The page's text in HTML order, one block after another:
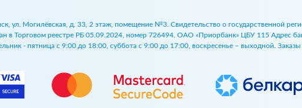
ул. Могилёвская, д. 33, 2 этаж, помещение №3. Свидетельство о государственной
в Торговом реестре РБ 05.09.2024, номер 726494. ОАО «Приорбанк» ЦБУ 115 Адрес
- пятница с 9:00 до 18:00, суббота с 9:00 до 17:00, воскресенье – выходной.